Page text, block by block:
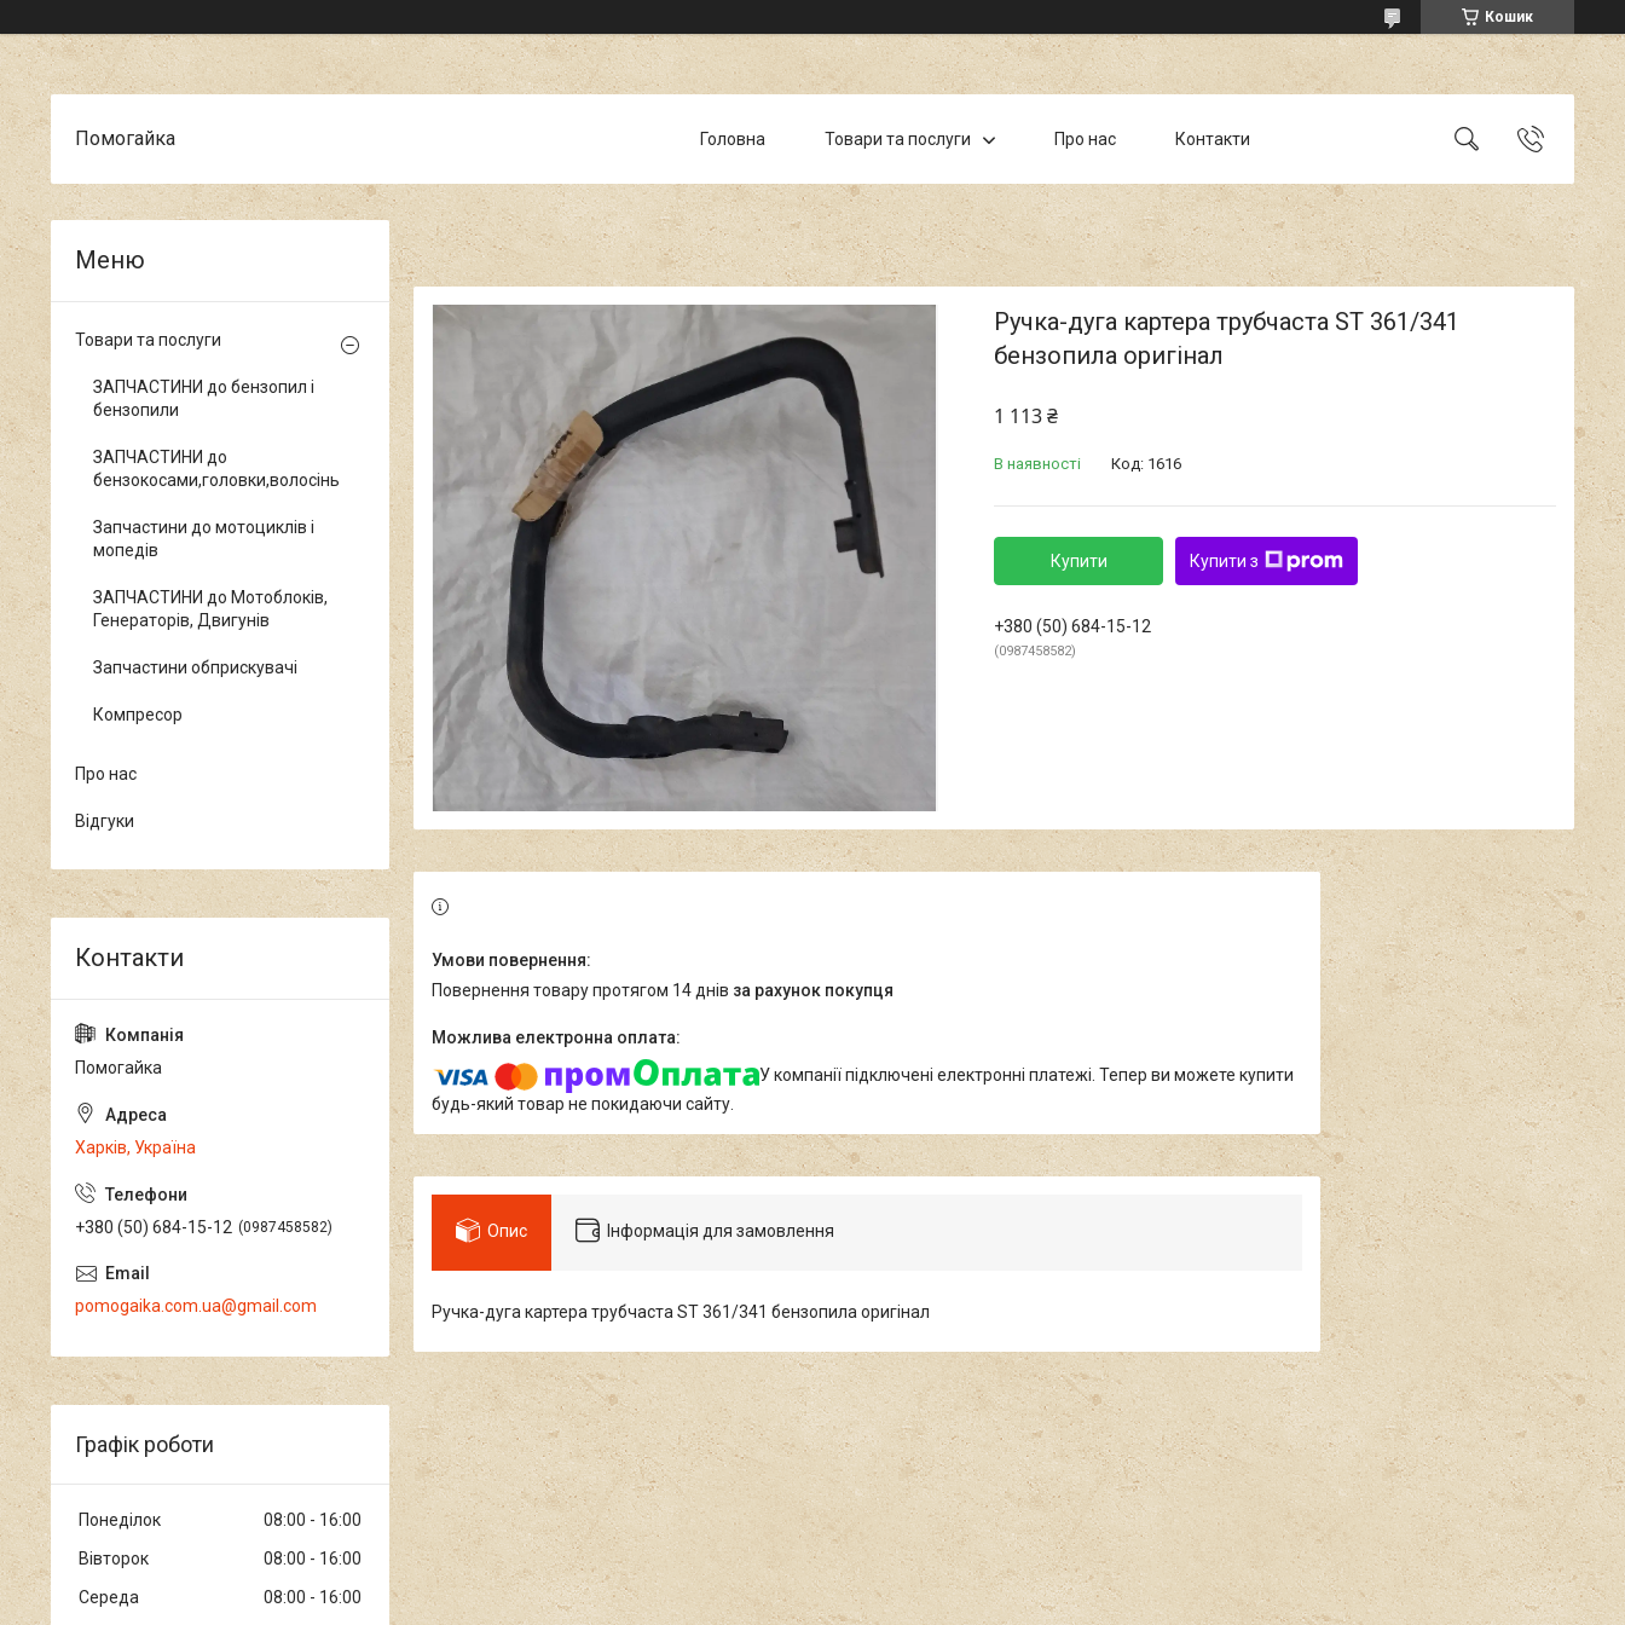
Кошик
Помогайка Головна Товари та послуги Про нас Контакти
Ручка-дуга картера трубчаста ST 361/341
бензопила оригінал
1 113 ₴
В наявності Код: 1616
Купити Купити з
+380 (50) 684-15-12
0987458582
повернення товару протягом 14 днів за рахунок покупця
У компанії підключені електронні платежі. Тепер ви можете купити
будь-який товар не покидаючи сайту.
Опис Інформація для замовлення
Ручка-дуга картера трубчаста ST 361/341 бензопила оригінал
Товари та послуги
ЗАПЧАСТИНИ до бензопил і
бензопили
ЗАПЧАСТИНИ до
бензокосами,головки,волосінь
Запчастини до мотоциклів і
мопедів
ЗАПЧАСТИНИ до Мотоблоків,
Генераторів, Двигунів
Запчастини обприскувачі
Компресор
Про нас
Відгуки
Помогайка
Харків, Україна
+380 (50) 684-15-12 0987458582
pomogaika.com.ua@gmail.com
Графік роботи
Понеділок 08:00
16:00
Вівторок
08:00
16:00
Середа
08:00 16:00